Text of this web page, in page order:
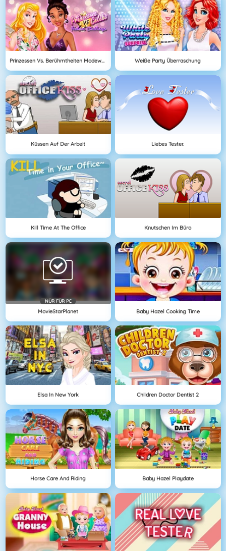
Prinzessen Vs. Berühmtheiten Modewettbewerb Weiße Party Überraschung
Küssen Auf Der Arbeit Liebes Tester.
Kill Time At The Office Knutschen Im Büro
NÜR FÜR PC
MovieStarPlanet Baby Hazel Cooking Time
Elsa In New York Children Doctor Dentist 2
Horse Care And Riding Baby Hazel Playdate